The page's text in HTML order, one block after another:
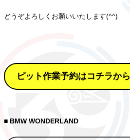
どうぞよろしくお願いいたします(^^)
ピット作業予約はコチラから
■ BMW WONDERLAND